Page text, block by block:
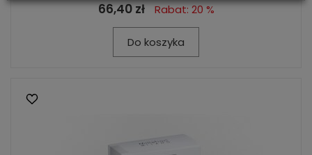
66,40 zł Rabat: 20 %
Do koszyka